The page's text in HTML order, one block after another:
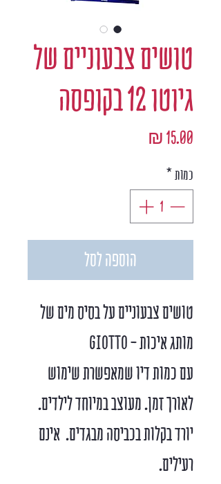
טושים צבעוניים של
גיוטו 12 בקופסה
כמות*
הוספה לסל
טושים צבעוניים על בסיס מים של
מותג איכות - GIOTTO
עם כמות דיו שמאפשרת שימוש
לאורך זמן. מעוצב במיוחד לילדים.
יורד בקלות בכביסה מבגדים. אינם
רעילים.